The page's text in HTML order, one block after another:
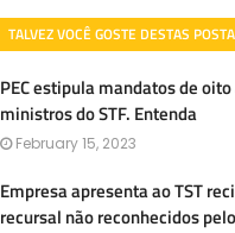
TALVEZ VOCÊ GOSTE DESTAS
PEC estipula mandatos de
ministros do STF. Entenda
February 15, 2023
Empresa apresenta ao TST
recursal não reconhecidos